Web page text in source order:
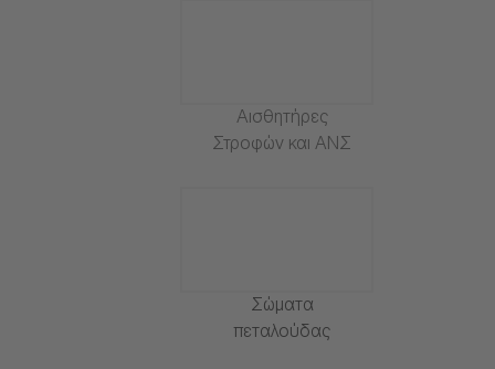
Αισθητήρες
Στροφών και ΑΝΣ
Σώματα
πεταλούδας